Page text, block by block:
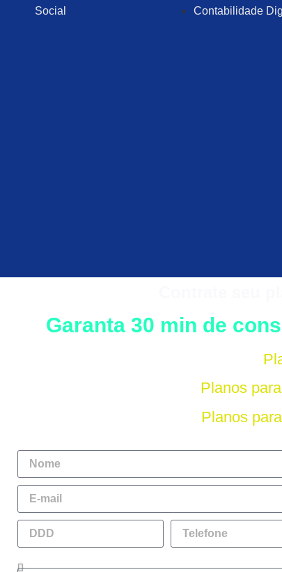
Social
Contabilidade
Garanta 30 min de
Planos
Planos